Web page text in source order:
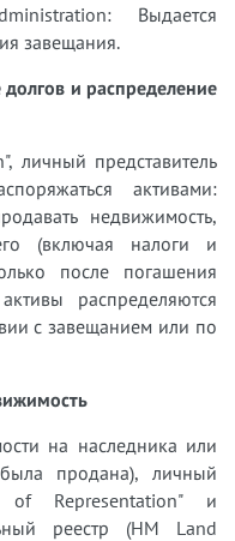
Выдается
завещания.
и распределение
личный представитель
активами:
недвижимость,
(включая налоги и
после погашения
распределяются
с завещанием или по
на наследника или
продана), личный
of Representation" и
реестр (HM Land